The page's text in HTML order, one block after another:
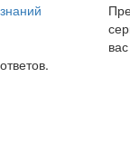
ответов.